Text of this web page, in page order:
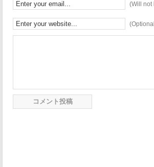
(Will not